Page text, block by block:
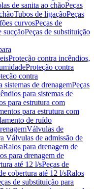
de sanita ao chãoPeças
Tubos de ligaçãoPeças
curvosPeças de
sucçãoPeças de substituição
Proteção contra incêndios,
Proteção contra
contra
sistemas de drenagemPeças
para sistemas de
para estrutura com
para estrutura com
de ruído
Válvulas de
Válvulas de admissão de
Ralos para drenagem de
para drenagem de
até 12 l/sPeças de
cobertura até 12 l/sRalos
de substituição para